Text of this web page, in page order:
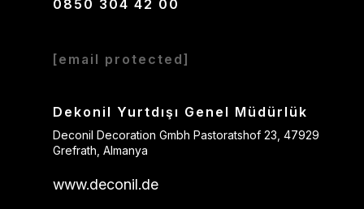
0850 304 42 00
[email protected]
Dekonil Yurtdışı Genel Müdürlük
Deconil Decoration Gmbh Pastoratshof 23, 47929
Grefrath, Almanya
www.deconil.de